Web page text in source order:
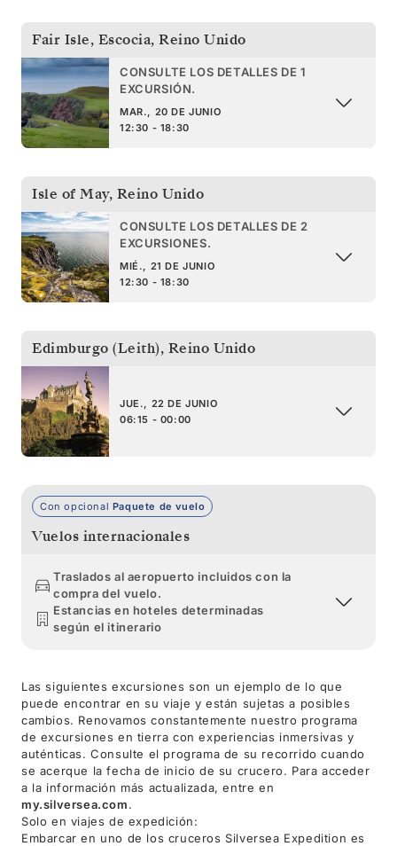
Fair Isle, Escocia, Reino Unido
CONSULTE LOS DETALLES DE 1
EXCURSIÓN.
MAR., 20 DE JUNIO
12:30 - 18:30
Isle of May, Reino Unido
CONSULTE LOS DETALLES DE 2
EXCURSIONES.
MIÉ., 21 DE JUNIO
12:30 - 18:30
Edimburgo (Leith), Reino Unido
JUE., 22 DE JUNIO
06:15 - 00:00
Con opcional Paquete de vuelo
Vuelos internacionales
Traslados al aeropuerto incluidos con la
compra del vuelo.
Estancias en hoteles determinadas
según el itinerario
Las siguientes excursiones son un ejemplo de lo que
puede encontrar en su viaje y están sujetas a posibles
cambios. Renovamos constantemente nuestro programa
de excursiones en tierra con experiencias inmersivas y
auténticas. Consulte el programa de su recorrido cuando
se acerque la fecha de inicio de su crucero. Para acceder
a la información más actualizada, entre en
my.silversea.com.
Solo en viajes de expedición:
Embarcar en uno de los cruceros Silversea Expedition es